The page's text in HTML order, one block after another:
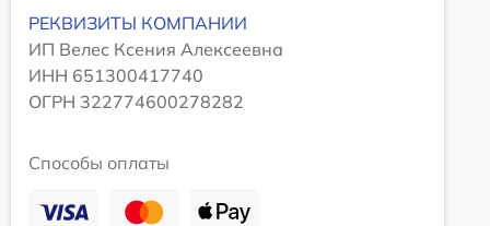
РЕКВИЗИТЫ КОМПАНИИ
ИП Велес Ксения Алексеевна
ИНН 651300417740
ОГРН 322774600278282
Способы оплаты